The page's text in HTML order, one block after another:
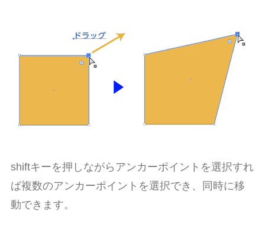
shiftキーを押しながらアンカーポイントを選択すれ
ば複数のアンカーポイントを選択でき、同時に移
動できます。